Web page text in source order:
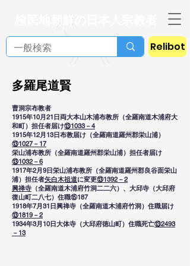
Relibot
多羅尾道賢
曹洞宗布教者
1915年10月21日両大本山木浦布教所（全羅南道木浦府大
和町）担任者届け⑬1033－4
1915年12月13日布教届け（全羅南道羅州郡栄山浦）
⑬1027－17
栄山浦布教所（全羅南道羅州郡栄山浦）担任者届け
⑬1032－6
1917年2月9日栄山浦布教所（全羅南道羅州郡良谷面栄山
浦）担任者矢白木祖道に変更⑬1392－2
興禅寺 （全羅南道木浦府竹洞二二六）、大邱寺（大邱府
復山町二八七）住職⑮187
1918年7月31日興禅寺（全羅南道木浦府竹洞）住職届け
⑬1819－2
1934年3月10日大体寺（大邱府徳山町）住職死亡⑬2493
－13